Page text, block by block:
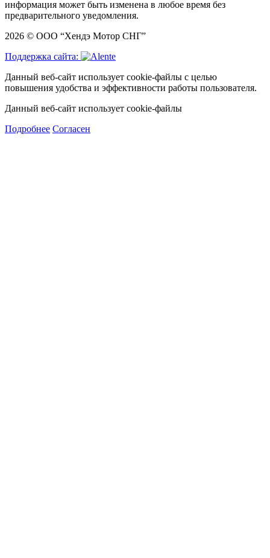
информация может быть изменена в любое время без
предварительного уведомления.
2026 © ООО “Хендэ Мотор СНГ”
Поддержка сайта:
Данный веб-сайт использует cookie-файлы с целью
повышения удобства и эффективности работы пользователя.
Данный веб-сайт использует cookie-файлы
Подробнее Согласен